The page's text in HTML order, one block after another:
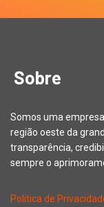
Sobre
Somos uma
região oeste da
transparência,
sempre o
Política de